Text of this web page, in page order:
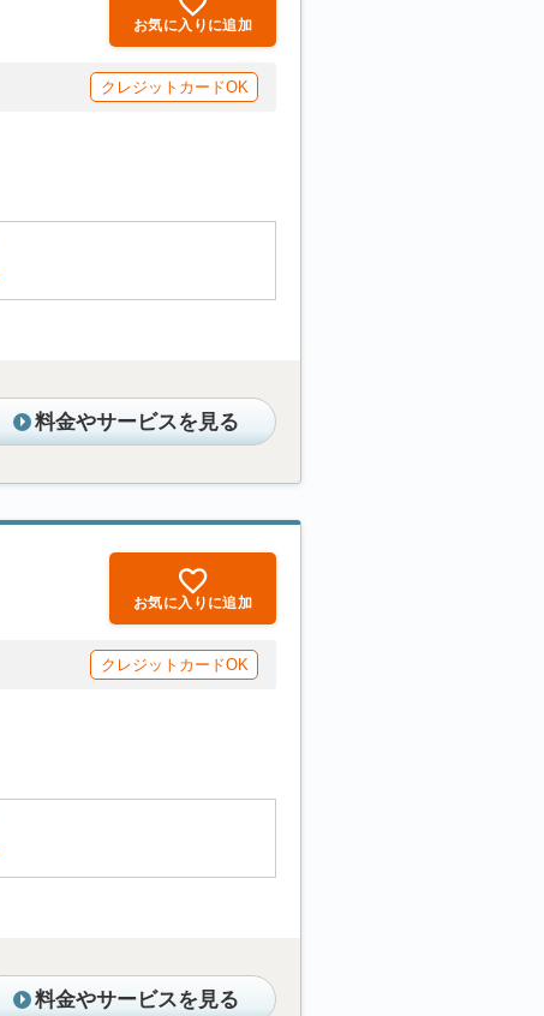
お気に入りに追加
クレジットカードOK
料金やサービスを見る
お気に入りに追加
クレジットカードOK
料金やサービスを見る